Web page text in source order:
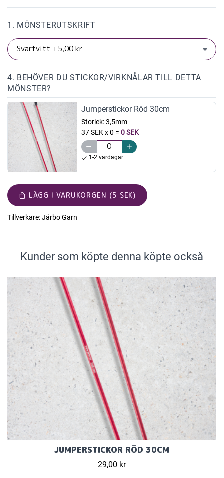
1. MÖNSTERUTSKRIFT
4. BEHÖVER DU STICKOR/VIRKNÅLAR TILL DETTA
MÖNSTER?
Jumperstickor Röd 30cm
Storlek:3,5mm
37 SEK x 0 = 0 SEK
1-2 vardagar
LÄGG I VARUKORGEN (5 SEK)
Tillverkare:Järbo Garn
Kunder som köpte denna köpte också
JUMPERSTICKOR RÖD 30CM
29,00 kr